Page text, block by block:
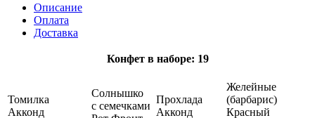
Описание
Оплата
Доставка
Конфет в наборе: 19
Томилка
Акконд
Солнышко
с семечками
Прохлада
Акконд
Желейные
(барбарис)
Красный